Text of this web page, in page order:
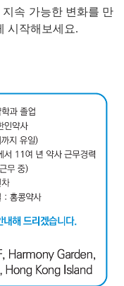
속 가능한 변화를 만
시작해보세요.